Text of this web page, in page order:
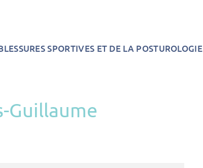
SPORTIVES ET DE LA POSTUROLOGIE
Guillaume